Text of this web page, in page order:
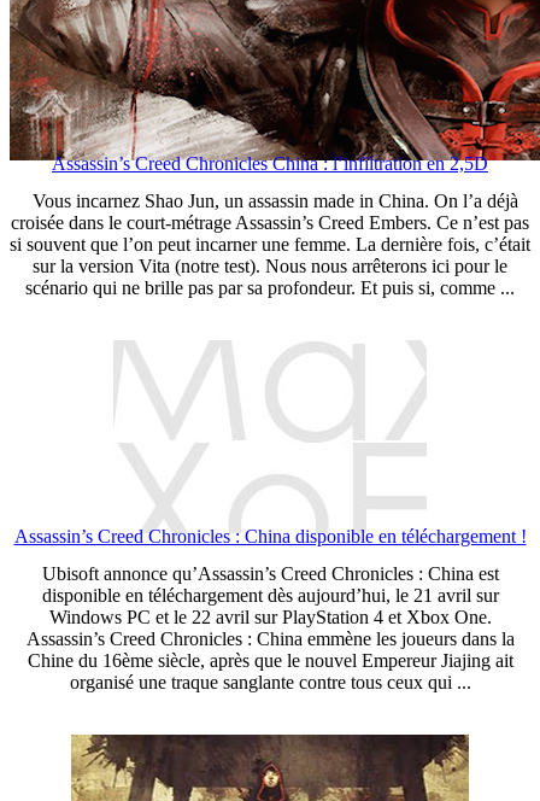
Assassin’s Creed Chronicles China : l’infiltration en 2,5D
Vous incarnez Shao Jun, un assassin made in China. On l’a déjà
croisée dans le court-métrage Assassin’s Creed Embers. Ce n’est pas
si souvent que l’on peut incarner une femme. La dernière fois, c’était
sur la version Vita (notre test). Nous nous arrêterons ici pour le
scénario qui ne brille pas par sa profondeur. Et puis si, comme ...
Assassin’s Creed Chronicles : China disponible en téléchargement !
Ubisoft annonce qu’Assassin’s Creed Chronicles : China est
disponible en téléchargement dès aujourd’hui, le 21 avril sur
Windows PC et le 22 avril sur PlayStation 4 et Xbox One.
Assassin’s Creed Chronicles : China emmène les joueurs dans la
Chine du 16ème siècle, après que le nouvel Empereur Jiajing ait
organisé une traque sanglante contre tous ceux qui ...